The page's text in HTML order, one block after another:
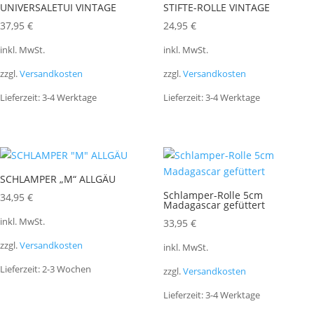
UNIVERSALETUI VINTAGE
37,95 €
inkl. MwSt.
zzgl.Versandkosten
Lieferzeit:3-4 Werktage
STIFTE-ROLLE VINTAGE
24,95 €
inkl. MwSt.
zzgl.Versandkosten
Lieferzeit:3-4 Werktage
SCHLAMPER „M“ ALLGÄU
34,95 €
inkl. MwSt.
zzgl.Versandkosten
Lieferzeit:2-3 Wochen
Schlamper-Rolle 5cm
Madagascar gefüttert
33,95 €
inkl. MwSt.
zzgl.Versandkosten
Lieferzeit:3-4 Werktage